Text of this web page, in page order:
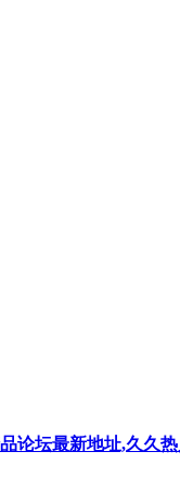
论坛最新地址,久久